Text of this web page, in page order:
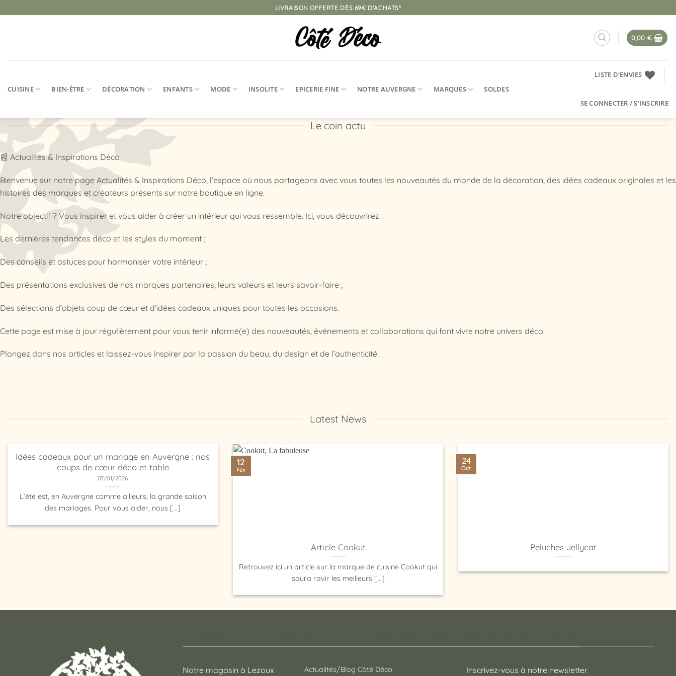
au
LIVRAISON OFFERTE DÈS 69€ D'ACHATS*
0,00 €
CUISINE BIEN-ÊTRE DÉCORATION ENFANTS MODE INSOLITE EPICERIE FINE NOTRE AUVERGNE MARQUES SOLDES
LISTE D'ENVIES
SE CONNECTER / S’INSCRIRE
Le coin actu
📰 Actualités & Inspirations Déco
Bienvenue sur notre page Actualités & Inspirations Déco, l’espace où nous partageons avec vous toutes les nouveautés du monde de la décoration, des idées cadeaux originales et les
histoires des marques et créateurs présents sur notre boutique en ligne.
Notre objectif ? Vous inspirer et vous aider à créer un intérieur qui vous ressemble. Ici, vous découvrirez :
Les dernières tendances déco et les styles du moment ;
Des conseils et astuces pour harmoniser votre intérieur ;
Des présentations exclusives de nos marques partenaires, leurs valeurs et leurs savoir-faire ;
Des sélections d’objets coup de cœur et d’idées cadeaux uniques pour toutes les occasions.
Cette page est mise à jour régulièrement pour vous tenir informé(e) des nouveautés, événements et collaborations qui font vivre notre univers déco.
Plongez dans nos articles et laissez-vous inspirer par la passion du beau, du design et de l’authenticité !
Latest News
Idées cadeaux pour un mariage en Auvergne : nos
coups de cœur déco et table
07/01/2026
L’été est, en Auvergne comme ailleurs, la grande saison
des mariages. Pour vous aider, nous [...]
Article Cookut
Retrouvez ici un article sur la marque de cuisine Cookut qui
saura ravir les meilleurs [...]
12
Fév
Peluches Jellycat
24
Oct
Notre magasin à Lezoux Actualités/Blog Côté Déco Inscrivez-vous à notre newsletter